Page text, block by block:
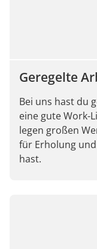
Geregelte
Bei uns hast du
eine gute Work-
legen großen
für Erholung
hast.